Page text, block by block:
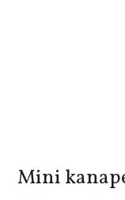
Mini